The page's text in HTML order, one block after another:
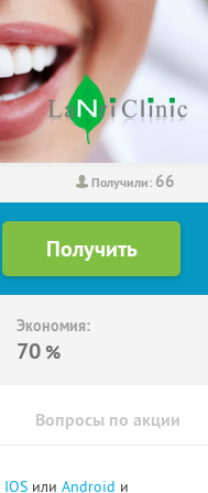
Получили: 66
Экономия:
70 %
Вопросы по акции
IOS или Android и